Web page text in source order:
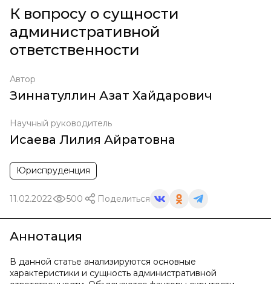
К вопросу о сущности
административной
ответственности
Автор
Зиннатуллин Азат Хайдарович
Научный руководитель
Исаева Лилия Айратовна
Юриспруденция
11.02.2022 500 Поделиться
Аннотация
В данной статье анализируются основные
характеристики и сущность административной